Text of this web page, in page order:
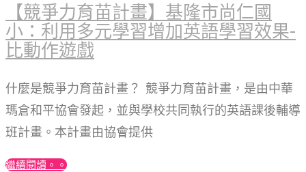
【競爭力育苗計畫】基隆市尚仁國
小：利用多元學習增加英語學習效果-
比動作遊戲
什麼是競爭力育苗計畫？ 競爭力育苗計畫，是由中華
瑪倉和平協會發起，並與學校共同執行的英語課後輔導
班計畫。本計畫由協會提供
繼續閱讀。。